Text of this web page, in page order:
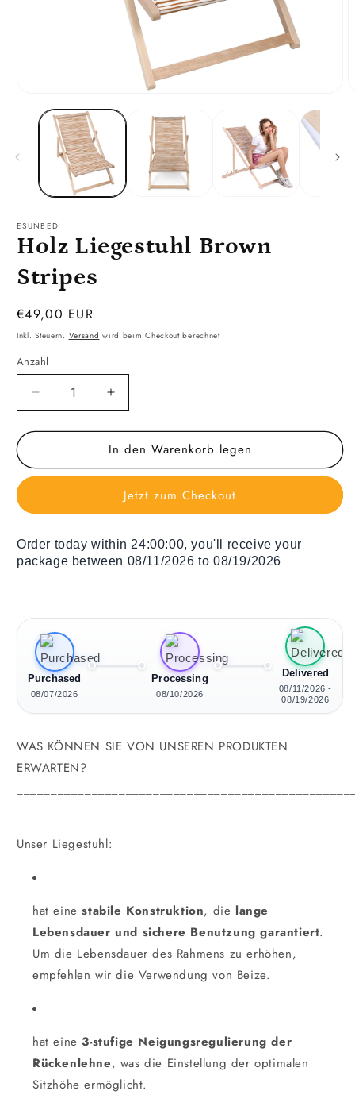
ESUNBED
Holz Liegestuhl Brown
Stripes
Normaler
Preis
€49,00 EUR
Inkl. Steuern. Versand wird beim Checkout berechnet
Anzahl
Verringere
die
Menge
Holz
Stripes
Erhöhe
die
Menge
für
Holz
Brown
Stripes
In den Warenkorb legen
Jetzt zum Checkout
Order today within 24:00:00, you'll receive your
package between 08/11/2026 to 08/19/2026
Purchased
08/07/2026
Processing
08/10/2026
Delivered
08/11/2026 -
08/19/2026
WAS KÖNNEN SIE VON UNSEREN PRODUKTEN
ERWARTEN?
Unser Liegestuhl:
hat eine stabile Konstruktion, die lange
Lebensdauer und sichere Benutzung garantiert.
Um die Lebensdauer des Rahmens zu erhöhen,
empfehlen wir die Verwendung von Beize.
hat eine 3-stufige Neigungsregulierung der
Rückenlehne, was die Einstellung der optimalen
Sitzhöhe ermöglicht.